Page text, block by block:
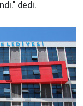
dedi.